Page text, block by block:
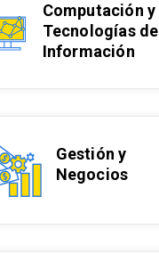
Computación y
Tecnologías de
Información
Gestión y
Negocios